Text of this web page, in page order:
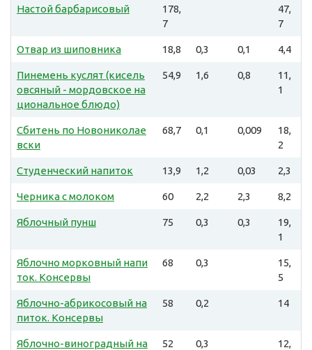
Настой барбарисовый
178,
7
47,
7
Отвар из шиповника 18,8 0,3 0,1 4,4
Пинемень куслят (кисель
овсяный - мордовское на
циональное блюдо)
54,9 1,6 0,8
11,
1
Сбитень по Новониколае
вски
68,7 0,1 0,009
18,
2
Студенческий напиток 13,9 1,2 0,03 2,3
Черника с молоком 60 2,2 2,3 8,2
Яблочный пунш 75 0,3 0,3
19,
1
Яблочно морковный напи
ток. Консервы
68 0,3
15,
5
Яблочно-абрикосовый на
питок. Консервы
58 0,2 14
Яблочно-виноградный на 52 0,3 12,